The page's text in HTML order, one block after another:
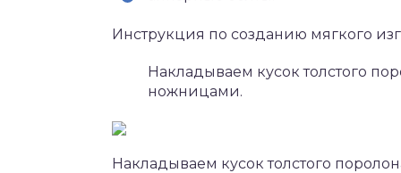
Инструкция по созданию мягкого
Накладываем кусок толстого
ножницами.
Накладываем кусок толстого